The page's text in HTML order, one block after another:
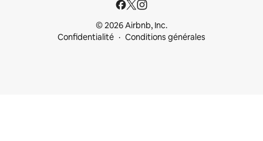
© 2026 Airbnb, Inc.
Confidentialité
Conditions générales